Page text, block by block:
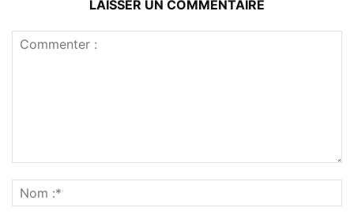
LAISSER UN COMMENTAIRE